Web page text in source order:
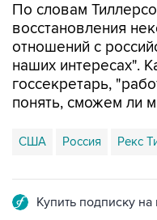
По словам
восстановления
отношений с
наших интересах".
госсекретарь,
понять, сможем ли
США Россия Рекс
Купить подписку